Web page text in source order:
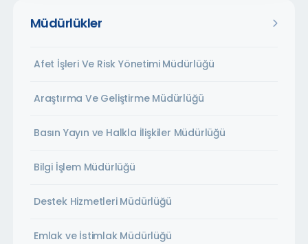
Müdürlükler
Afet İşleri Ve Risk Yönetimi Müdürlüğü
Araştırma Ve Geliştirme Müdürlüğü
Basın Yayın ve Halkla İlişkiler Müdürlüğü
Bilgi İşlem Müdürlüğü
Destek Hizmetleri Müdürlüğü
Emlak ve İstimlak Müdürlüğü